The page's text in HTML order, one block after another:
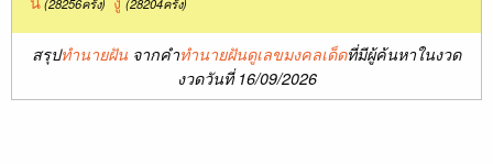
สรุปทำนายฝัน จากคำทำนายฝันดูเลขมงคลเด็ดที่มีผู้ค้นหาในงวด
งวดวันที่ 16/09/2026